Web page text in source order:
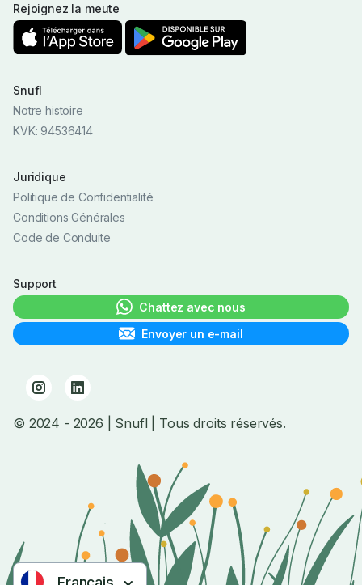
Rejoignez la meute
Snufl
Notre histoire
KVK: 94536414
Juridique
Politique de Confidentialité
Conditions Générales
Code de Conduite
Support
Chattez avec nous
Envoyer un e-mail
© 2024 - 2026 | Snufl | Tous droits réservés.